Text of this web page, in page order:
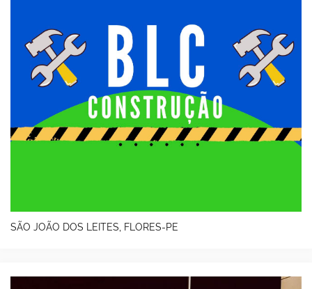
SÃO JOÃO DOS LEITES, FLORES-PE